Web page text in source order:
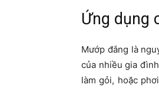
Ứng dụng
Mướp đắng là
của nhiều gia
làm gỏi, hoặc